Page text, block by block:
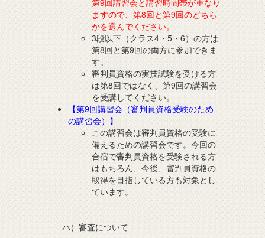
第9回講習会と講習時間帯が重なり
ますので、第8回と第9回のどちら
かを選んでください。
3段以下（クラス4・5・6）の方は
第8回と第9回の両方に参加できま
す。
審判員資格の実技試験を受ける方
は第8回ではなく、第9回の講習会
を受講してください。
【第9回講習会（審判員資格受験のため
の講習会）】
この講習会は審判員資格の受験に
備えるための講習会です。今回の
合宿で審判員資格を受験される方
はもちろん、今後、審判員資格の
取得を目指している方も対象とし
ています。
ハ）審査について